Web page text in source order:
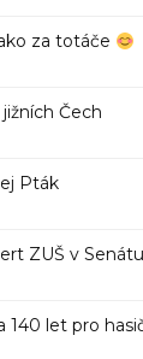
za totáče
Čech
Pták
ZUŠ v Senátu
140 let pro